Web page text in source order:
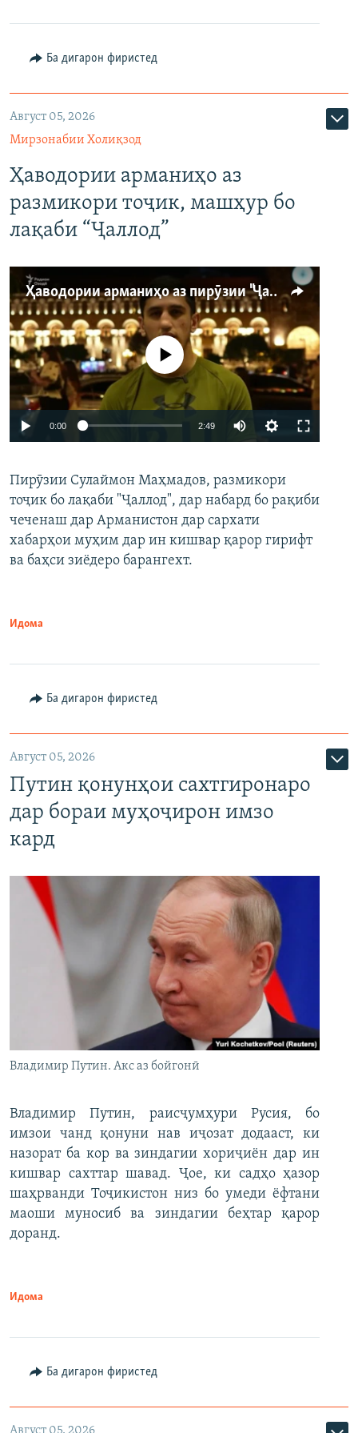
Ба дигарон фиристед
Август 05, 2026
Мирзонабии Холиқзод
Ҳаводории арманиҳо аз
размикори тоҷик, машҳур бо
лақаби “Ҷаллод”
Ҳаводории арманиҳо аз пирӯзии "Ҷаллод"-и тоҷик
Auto 240p 360p 480p
720p 1080p
Феълан кор намекунад
0:00 2:49
360p
480p
Пирӯзии Сулаймон Маҳмадов, размикори
тоҷик бо лақаби "Ҷаллод", дар набард бо рақиби
чеченаш дар Арманистон дар сархати
хабарҳои муҳим дар ин кишвар қарор гирифт
ва баҳси зиёдеро барангехт.
Идома
Ба дигарон фиристед
Август 05, 2026
Путин қонунҳои сахтгиронаро
дар бораи муҳоҷирон имзо
кард
Владимир Путин. Акс аз бойгонӣ
Владимир Путин, раисҷумҳури Русия, бо
имзои чанд қонуни нав иҷозат додааст, ки
назорат ба кор ва зиндагии хориҷиён дар ин
кишвар сахттар шавад. Ҷое, ки садҳо ҳазор
шаҳрванди Тоҷикистон низ бо умеди ёфтани
маоши муносиб ва зиндагии беҳтар қарор
доранд.
Идома
Ба дигарон фиристед
Август 05, 2026